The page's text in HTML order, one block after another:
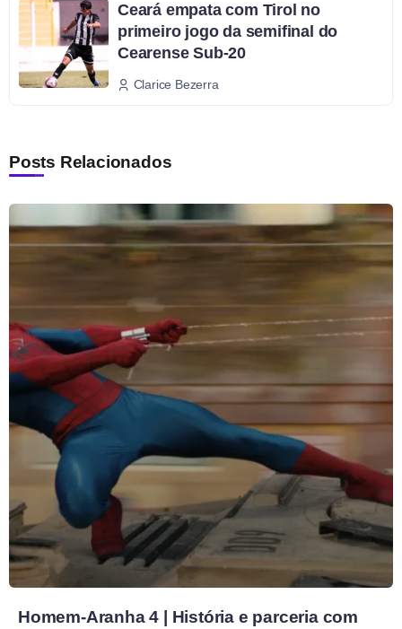
Ceará empata com Tirol no
primeiro jogo da semifinal do
Cearense Sub-20
Clarice Bezerra
Posts Relacionados
Homem-Aranha 4 | História e parceria com